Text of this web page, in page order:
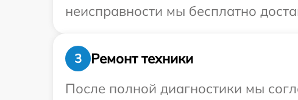
неисправности мы бесплатно
3
Ремонт техники
После полной диагностики мы